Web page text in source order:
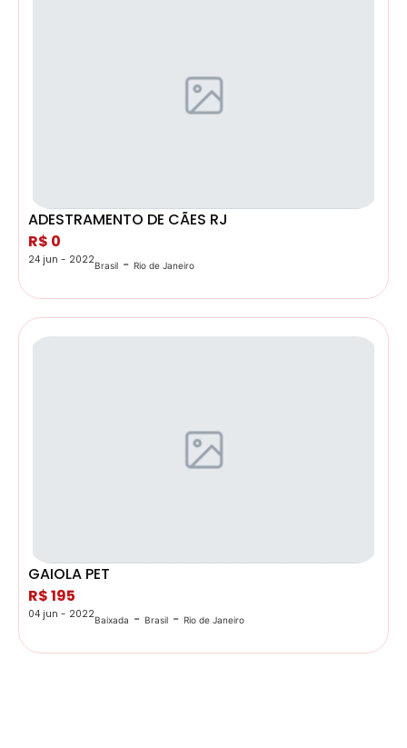
ADESTRAMENTO DE CÃES RJ
R$ 0
24 jun - 2022Brasil - Rio de Janeiro
GAIOLA PET
R$ 195
04 jun - 2022Baixada - Brasil - Rio de Janeiro